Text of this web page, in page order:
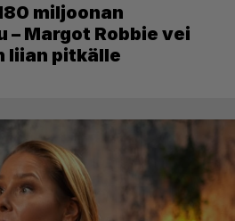
miljoonan
Margot Robbie vei
liian pitkälle